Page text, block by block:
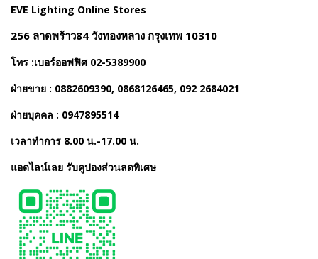
EVE Lighting Online Stores
256 ลาดพร้าว84 วังทองหลาง กรุงเทพ 10310
โทร :เบอร์ออฟฟิศ 02-5389900
ฝ่ายขาย : 0882609390, 0868126465, 092 2684021
ฝ่ายบุคคล : 0947895514
เวลาทำการ 8.00 น.-17.00 น.
แอดไลน์เลย รับคูปองส่วนลดพิเศษ